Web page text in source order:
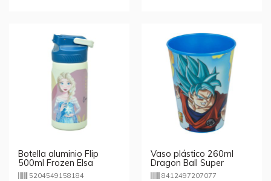
Botella aluminio Flip
500ml Frozen Elsa
Disney
5204549158184
Vaso plástico 260ml
Dragon Ball Super
8412497207077